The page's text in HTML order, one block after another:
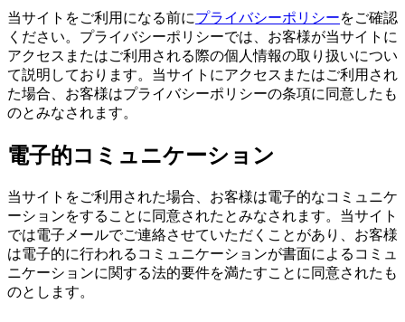
当サイトをご利用になる前にプライバシーポリシーをご確認
ください。プライバシーポリシーでは、お客様が当サイトに
アクセスまたはご利用される際の個人情報の取り扱いについ
て説明しております。当サイトにアクセスまたはご利用され
た場合、お客様はプライバシーポリシーの条項に同意したも
のとみなされます。
電子的コミュニケーション
当サイトをご利用された場合、お客様は電子的なコミュニケ
ーションをすることに同意されたとみなされます。当サイト
では電子メールでご連絡させていただくことがあり、お客様
は電子的に行われるコミュニケーションが書面によるコミュ
ニケーションに関する法的要件を満たすことに同意されたも
のとします。